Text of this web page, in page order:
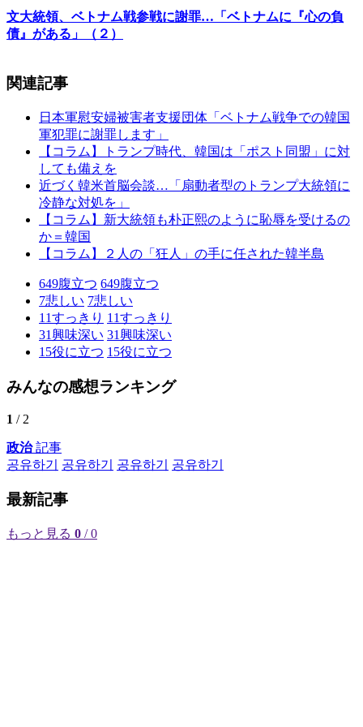
文大統領、ベトナム戦参戦に謝罪…「ベトナムに『心の負
債』がある」（２）
関連記事
日本軍慰安婦被害者支援団体「ベトナム戦争での韓国
軍犯罪に謝罪します」
【コラム】トランプ時代、韓国は「ポスト同盟」に対
しても備えを
近づく韓米首脳会談…「扇動者型のトランプ大統領に
冷静な対処を」
【コラム】新大統領も朴正熙のように恥辱を受けるの
か＝韓国
【コラム】２人の「狂人」の手に任された韓半島
649腹立つ 649腹立つ
7悲しい 7悲しい
11すっきり 11すっきり
31興味深い 31興味深い
15役に立つ 15役に立つ
みんなの感想ランキング
1 / 2
政治記事
공유하기
공유하기 공유하기 공유하기
最新記事
もっと見る 0 / 0